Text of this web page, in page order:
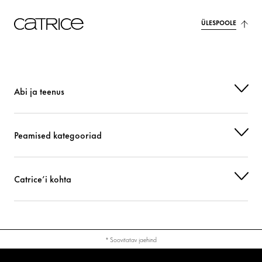
ÜLESPOOLE
Abi ja teenus
Peamised kategooriad
Catrice’i kohta
* Soovitatav jaehind